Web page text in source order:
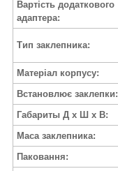
Вартість додаткового
адаптера:
Тип заклепника:
Матеріал корпусу:
Встановлює заклепки:
Габариты Д х Ш х В:
Маса заклепника:
Паковання: